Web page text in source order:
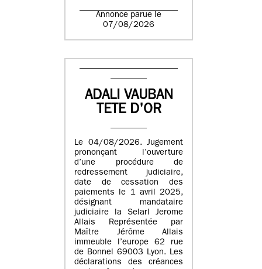
Annonce parue le
07/08/2026
ADALI VAUBAN
TETE D'OR
Le 04/08/2026. Jugement
prononçant l’ouverture
d’une procédure de
redressement judiciaire,
date de cessation des
paiements le 1 avril 2025,
désignant mandataire
judiciaire la Selarl Jerome
Allais Représentée par
Maître Jérôme Allais
immeuble l’europe 62 rue
de Bonnel 69003 Lyon. Les
déclarations des créances